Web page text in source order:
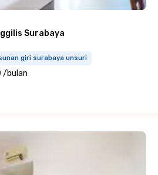
Surabaya
giri surabaya unsuri
/bulan